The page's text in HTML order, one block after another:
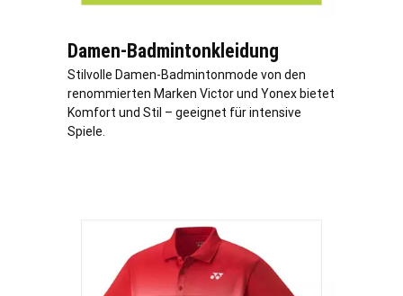
Damen-Badmintonkleidung
Stilvolle Damen-Badmintonmode von den
renommierten Marken Victor und Yonex bietet
Komfort und Stil – geeignet für intensive
Spiele.